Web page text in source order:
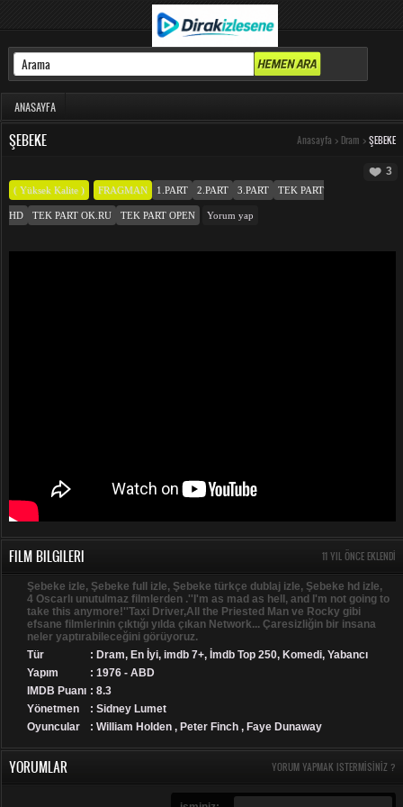
ANASAYFA
ŞEBEKE Anasayfa > Dram > ŞEBEKE
3
( Yüksek Kalite ) FRAGMAN 1.PART 2.PART 3.PART TEK PART
HD TEK PART OK.RU TEK PART OPEN Yorum yap
FILM BILGILERI 11 YIL ÖNCE EKLENDI
Şebeke izle, Şebeke full izle, Şebeke türkçe dublaj izle, Şebeke hd izle,
4 Oscarlı unutulmaz filmlerden .''I'm as mad as hell, and I'm not going to
take this anymore!''Taxi Driver,All the Priested Man ve Rocky gibi
efsane filmlerinin çıktığı yılda çıkan Network... Çaresizliğin bir insana
neler yaptırabileceğini görüyoruz.
Tür
: Dram, En İyi, imdb 7+, İmdb Top 250, Komedi, Yabancı
Yapım
: 1976 - ABD
IMDB Puanı : 8.3
Yönetmen
: Sidney Lumet
Oyuncular
: William Holden , Peter Finch , Faye Dunaway
YORUMLAR YORUM YAPMAK ISTERMISINIZ ?